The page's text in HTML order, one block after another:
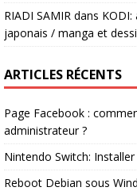
RIADI SAMIR dans
japonais / manga et
ARTICLES RÉCENTS
Page Facebook :
administrateur ?
Nintendo Switch:
Reboot Debian sous